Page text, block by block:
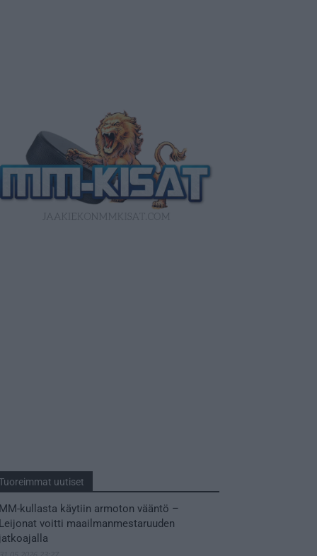
uutiset
MM-kullasta käytiin armoton vääntö –
Leijonat voitti maailmanmestaruuden
jatkoajalla